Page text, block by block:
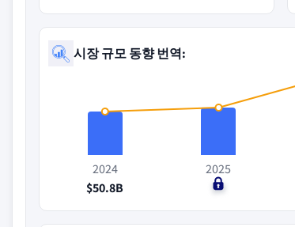
시장 규모 동향 번역:
2024
$50.8B
2025
$0